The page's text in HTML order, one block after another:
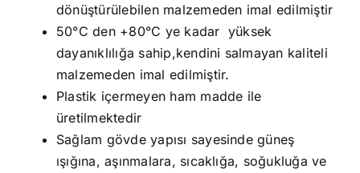
dönüştürülebilen malzemeden imal edilmiştir
50°C den +80°C ye kadar yüksek
dayanıklılığa sahip,kendini salmayan kaliteli
malzemeden imal edilmiştir.
Plastik içermeyen ham madde ile
üretilmektedir
Sağlam gövde yapısı sayesinde güneş
ışığına, aşınmalara, sıcaklığa, soğukluğa ve